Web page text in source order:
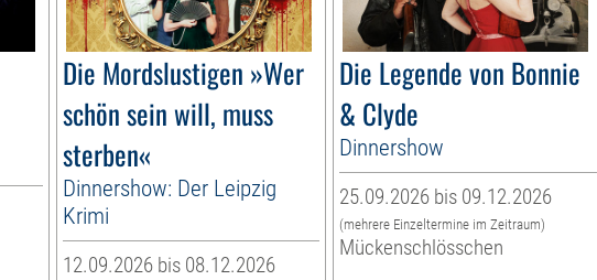
Die Mordslustigen »Wer
schön sein will, muss
sterben«
Dinnershow: Der Leipzig
Krimi
12.09.2026 bis 08.12.2026
Die Legende von Bonnie
& Clyde
Dinnershow
25.09.2026 bis 09.12.2026
(mehrere Einzeltermine im Zeitraum)
Mückenschlösschen